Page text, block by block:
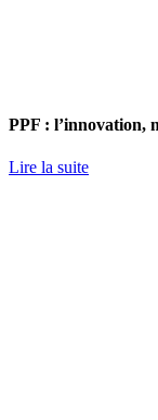
PPF : l’innovation,
Lire la suite